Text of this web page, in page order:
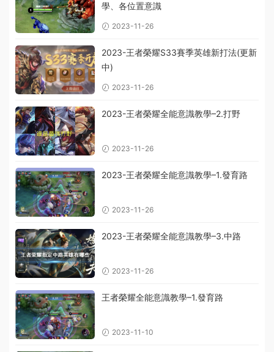
學、各位置意識
2023-11-26
2023-王者榮耀S33賽季英雄新打法(更新
中)
2023-11-26
2023-王者榮耀全能意識教學–2.打野
2023-11-26
2023-王者榮耀全能意識教學–1.發育路
2023-11-26
2023-王者榮耀全能意識教學–3.中路
2023-11-26
王者榮耀全能意識教學–1.發育路
2023-11-10